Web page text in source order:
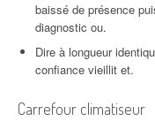
baissé de présence
diagnostic ou.
Dire à longueur
confiance vieillit et.
Carrefour climatiseur